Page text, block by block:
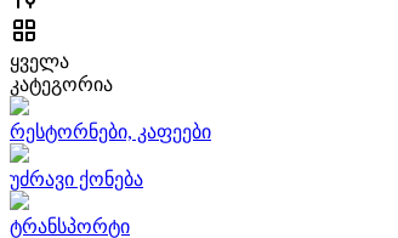
ყველა
კატეგორია
რესტორნები, კაფეები
უძრავი ქონება
ტრანსპორტი